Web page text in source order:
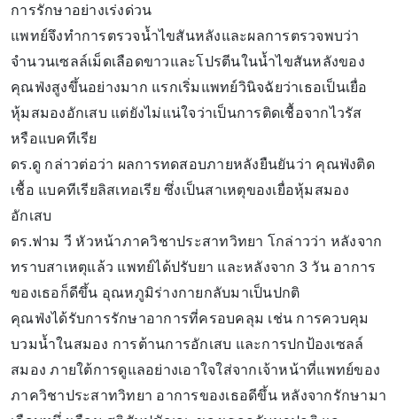
การรักษาอย่างเร่งด่วน
แพทย์จึงทำการตรวจน้ำไขสันหลังและผลการตรวจพบว่า
จำนวนเซลล์เม็ดเลือดขาวและโปรตีนในน้ำไขสันหลังของ
คุณฟ่งสูงขึ้นอย่างมาก แรกเริ่มแพทย์วินิจฉัยว่าเธอเป็นเยื่อ
หุ้มสมองอักเสบ แต่ยังไม่แน่ใจว่าเป็นการติดเชื้อจากไวรัส
หรือแบคทีเรีย
ดร.ดู กล่าวต่อว่า ผลการทดสอบภายหลังยืนยันว่า คุณฟ่งติด
เชื้อ แบคทีเรียลิสเทอเรีย ซึ่งเป็นสาเหตุของเยื่อหุ้มสมอง
อักเสบ
ดร.ฟาม วี หัวหน้าภาควิชาประสาทวิทยา โกล่าวว่า หลังจาก
ทราบสาเหตุแล้ว แพทย์ได้ปรับยา และหลังจาก 3 วัน อาการ
ของเธอก็ดีขึ้น อุณหภูมิร่างกายกลับมาเป็นปกติ
คุณฟ่งได้รับการรักษาอาการที่ครอบคลุม เช่น การควบคุม
บวมน้ำในสมอง การต้านการอักเสบ และการปกป้องเซลล์
สมอง ภายใต้การดูแลอย่างเอาใจใส่จากเจ้าหน้าที่แพทย์ของ
ภาควิชาประสาทวิทยา อาการของเธอดีขึ้น หลังจากรักษามา